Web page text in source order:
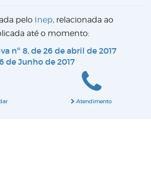
pelo Inep, relacionada ao
até o momento:
nº 8, de 26 de abril de 2017
de Junho de 2017
Atendimento